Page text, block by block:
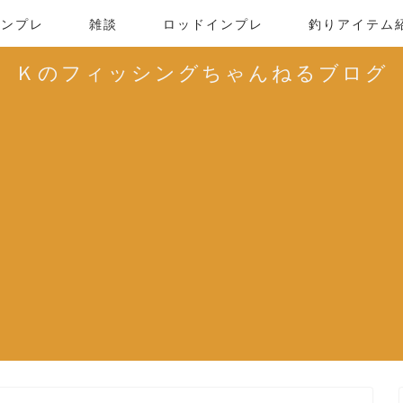
プレ 雑談 ロッドインプレ 釣りアイテム
Ｋのフィッシングちゃんねるブログ